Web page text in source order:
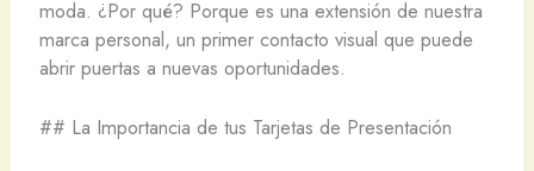
moda. ¿Por qué? Porque es una extensión de nuestra
marca personal, un primer contacto visual que puede
abrir puertas a nuevas oportunidades.
## La Importancia de tus Tarjetas de Presentación